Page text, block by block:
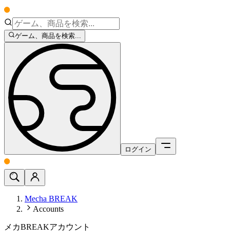
ゲーム、商品を検索...
ログイン
Mecha BREAK
Accounts
メカBREAKアカウント